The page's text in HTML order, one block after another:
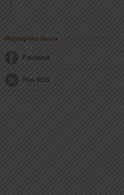
Rejoignez-Nous
Facebook
Flux RSS